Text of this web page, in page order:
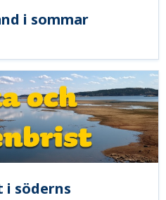
i sommar
i söderns